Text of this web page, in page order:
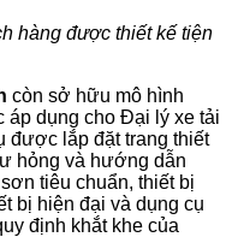
hàng được thiết kế tiện
còn sở hữu mô hình
dụng cho Đại lý xe tải
được lắp đặt trang thiết
hỏng và hướng dẫn
tiêu chuẩn, thiết bị
bị hiện đại và dụng cụ
định khắt khe của